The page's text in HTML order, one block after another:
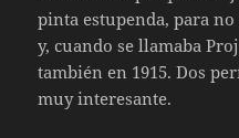
pinta estupenda, para
y, cuando se llamaba
también en 1915. Dos
muy interesante.